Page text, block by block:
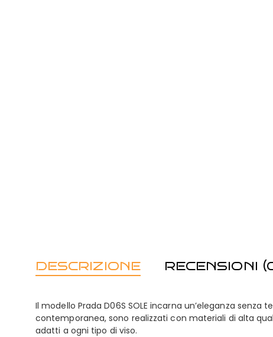
DESCRIZIONE RECENSIONI
Il modello Prada D06S SOLE incarna un’eleganza
contemporanea, sono realizzati con materiali di alta
adatti a ogni tipo di viso.